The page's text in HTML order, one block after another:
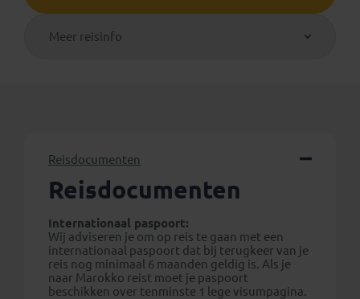
Meer reisinfo
Reisdocumenten
Reisdocumenten
Internationaal paspoort:
Wij adviseren je om op reis te gaan met een
internationaal paspoort dat bij terugkeer van je
reis nog minimaal 6 maanden geldig is. Als je
naar Marokko reist moet je paspoort
beschikken over tenminste 1 lege visumpagina.